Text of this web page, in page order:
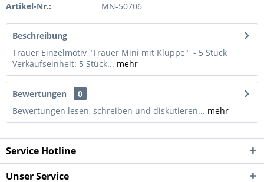
Artikel-Nr.: MN-50706
Beschreibung
Trauer Einzelmotiv "Trauer Mini mit Kluppe" - 5 Stück
Verkaufseinheit: 5 Stück... mehr
Bewertungen
0
Bewertungen lesen, schreiben und diskutieren... mehr
Service Hotline
Unser Service